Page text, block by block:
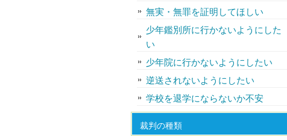
無実・無罪を証明してほしい
少年鑑別所に行かないようにした
い
少年院に行かないようにしたい
逆送されないようにしたい
学校を退学にならないか不安
裁判の種類